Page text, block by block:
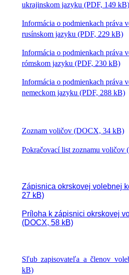
ukrajinskom jazyku (PDF, 149 kB)
Informácia o podmienkach práva
rusínskom jazyku (PDF, 229 kB)
Informácia o podmienkach práva
rómskom jazyku (PDF, 230 kB)
Informácia o podmienkach práva
nemeckom jazyku (PDF, 288 kB)
Zoznam voličov (DOCX, 34 kB)
Pokračovací list zoznamu
Zápisnica okrskovej volebnej
27 kB)
Príloha k zápisnici okrskovej
(DOCX, 58 kB)
Sľub zapisovateľa a členov
kB)